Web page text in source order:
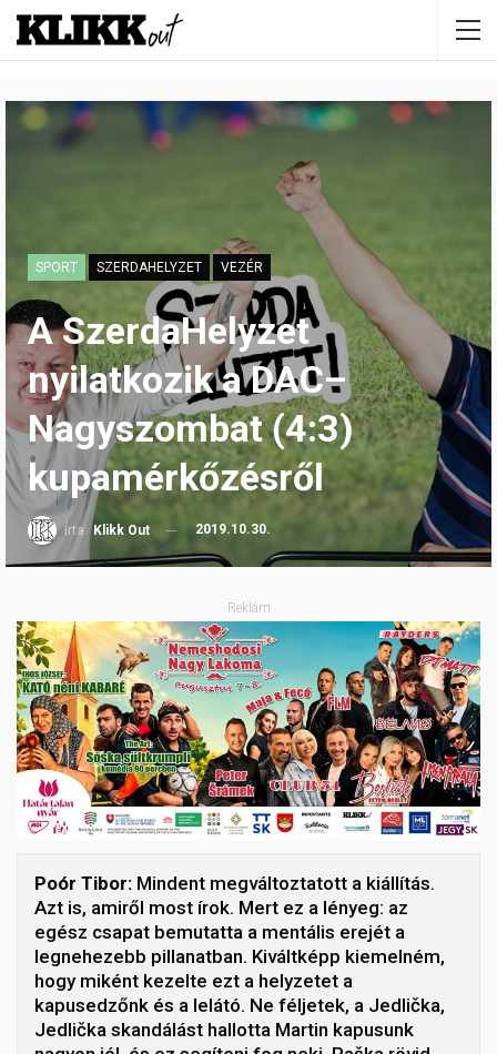
SPORT SZERDAHELYZET VEZÉR
A SzerdaHelyzet
nyilatkozik a DAC–
Nagyszombat (4:3)
kupamérkőzésről
Írta: Klikk Out 2019.10.30.
Reklám
Poór Tibor: Mindent megváltoztatott a kiállítás.
Azt is, amiről most írok. Mert ez a lényeg: az
egész csapat bemutatta a mentális erejét a
legnehezebb pillanatban. Kiváltképp kiemelném,
hogy miként kezelte ezt a helyzetet a
kapusedzőnk és a lelátó. Ne féljetek, a Jedlička,
Jedlička skandálást hallotta Martin kapusunk